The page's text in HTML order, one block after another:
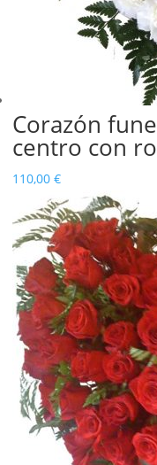
Corazón
centro con
110,00 €